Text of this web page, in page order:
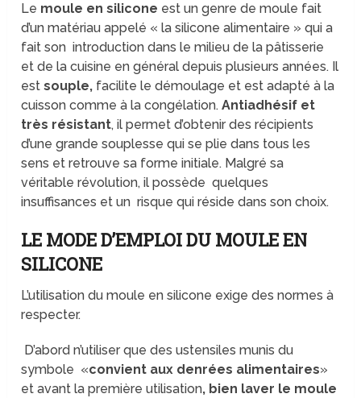
Le moule en silicone est un genre de moule fait
d’un matériau appelé « la silicone alimentaire » qui a
fait son introduction dans le milieu de la pâtisserie
et de la cuisine en général depuis plusieurs années. Il
estsouple, facilite le démoulage et est adapté à la
cuisson comme à la congélation.Antiadhésif et
très résistant, il permet d’obtenir des récipients
d’une grande souplesse qui se plie dans tous les
sens et retrouve sa forme initiale. Malgré sa
véritable révolution, il possède quelques
insuffisances et un risque qui réside dans son choix.
LE MODE D’EMPLOI DU MOULE EN
SILICONE
L’utilisation du moule en silicone exige des normes à
respecter.
D’abord n’utiliser que des ustensiles munis du
symbole «convient aux denrées alimentaires»
et avant la première utilisation, bien laver le moule